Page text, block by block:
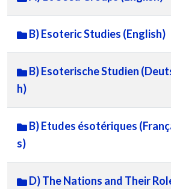
B) Esoteric Studies (English)
B) Esoterische Studien
h)
B) Etudes ésotériques
s)
D) The Nations and Their